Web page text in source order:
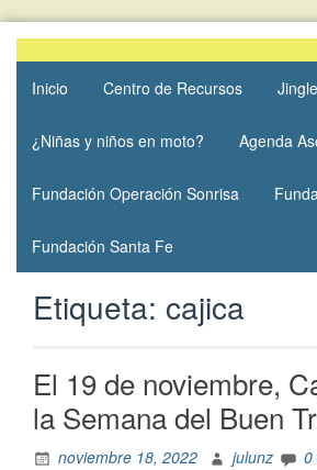
contentSemana
del
Buen
Trato
de
noviembre
Inicio Centro de Recursos Jingle
¿Niñas y niños en moto? Agenda
Fundación Operación Sonrisa
Fundación Santa Fe
Etiqueta: cajica
El 19 de noviembre,
la Semana del Buen
noviembre 18, 2022 julunz 0